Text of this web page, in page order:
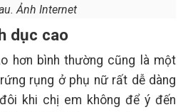
Ảnh Internet
dục cao
hơn bình thường cũng là một
rụng ở phụ nữ rất dễ dàng
khi chị em không để ý đến